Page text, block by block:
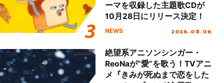
ーマを収録した主題歌CDが
10月28日にリリース決定！
NEWS 2026.08.06
絶望系アニソンシンガー・
ReoNaが“愛”を歌う！TVアニ
メ『きみが死ぬまで恋をした